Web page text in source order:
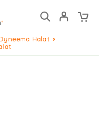
Halat